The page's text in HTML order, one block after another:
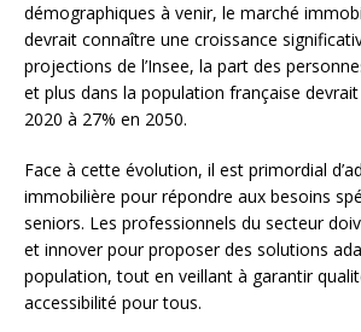
démographiques à venir, le marché
devrait connaître une croissance
projections de l’Insee, la part des
et plus dans la population française
2020 à 27% en 2050.
Face à cette évolution, il est primordial
immobilière pour répondre aux besoins
seniors. Les professionnels du secteur
et innover pour proposer des solutions
population, tout en veillant à garantir
accessibilité pour tous.